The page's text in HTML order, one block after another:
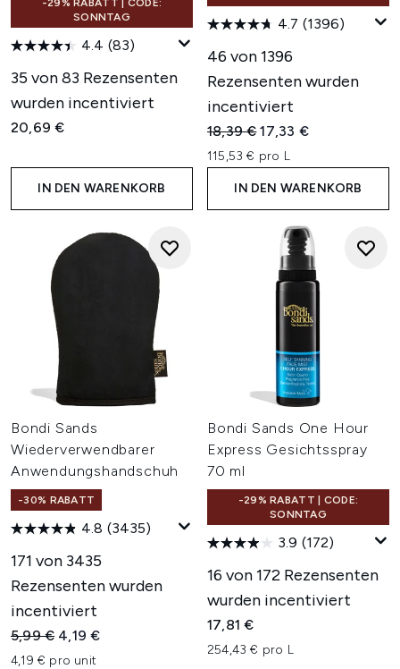
-29% RABATT | CODE:
SONNTAG
4.4 (83)
35 von 83 Rezensenten
wurden incentiviert
20,69 €
IN DEN WARENKORB
4.7 (1396)
46 von 1396
Rezensenten wurden
incentiviert
Unverbindliche
18,39 €Aktueller Preis:
17,33 €
115,53 € pro L
IN DEN WARENKORB
Bondi Sands
Wiederverwendbarer
Anwendungshandschuh
-30% RABATT
4.8 (3435)
171 von 3435
Rezensenten wurden
incentiviert
Unverbindliche Preisempfehlung:
5,99 € Aktueller Preis:
4,19 €
4,19 € pro unit
Bondi Sands One Hour
Express Gesichtsspray
70 ml
-29% RABATT | CODE:
SONNTAG
3.9 (172)
16 von 172 Rezensenten
wurden incentiviert
17,81 €
254,43 € pro L